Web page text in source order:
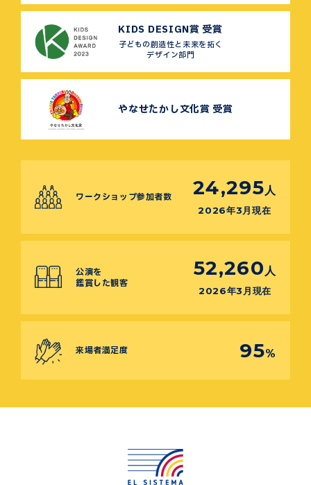
KIDS DESIGN賞 受賞
子どもの創造性と未来を拓く
デザイン部門
やなせたかし文化賞 受賞
ワークショップ参加者数 24,295 人
2026年3月現在
公演を
鑑賞した観客
52,260 人
2026年3月現在
来場者満足度 95%